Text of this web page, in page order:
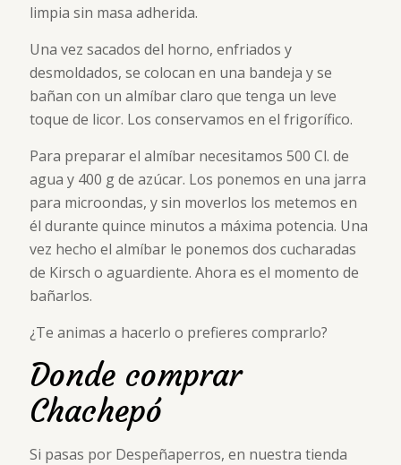
limpia sin masa adherida.
Una vez sacados del horno, enfriados y
desmoldados, se colocan en una bandeja y se
bañan con un almíbar claro que tenga un leve
toque de licor. Los conservamos en el frigorífico.
Para preparar el almíbar necesitamos 500 Cl. de
agua y 400 g de azúcar. Los ponemos en una jarra
para microondas, y sin moverlos los metemos en
él durante quince minutos a máxima potencia. Una
vez hecho el almíbar le ponemos dos cucharadas
de Kirsch o aguardiente. Ahora es el momento de
bañarlos.
¿Te animas a hacerlo o prefieres comprarlo?
Donde comprar
Chachepó
Si pasas por Despeñaperros, en nuestra tienda